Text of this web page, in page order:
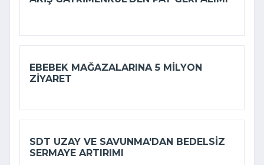
EBEBEK MAĞAZALARINA 5 MILYON
ZIYARET
SDT UZAY VE SAVUNMA'DAN BEDELSIZ
SERMAYE ARTIRIMI